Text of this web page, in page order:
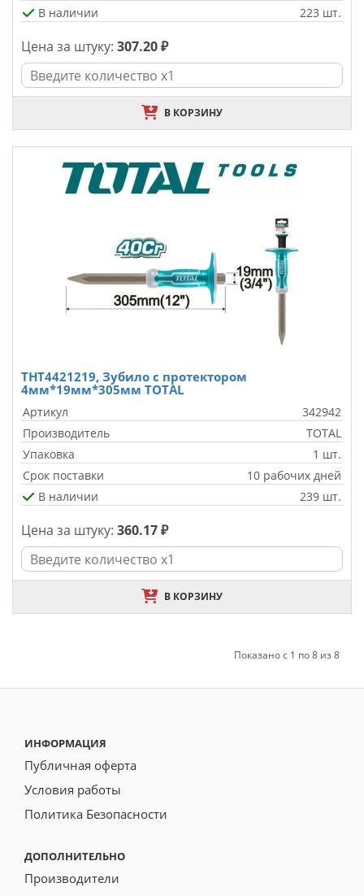
В наличии
223 шт.
Цена за штуку: 307.20 ₽
В КОРЗИНУ
THT4421219, Зубило с протектором
4мм*19мм*305мм TOTAL
Артикул
342942
Производитель
TOTAL
Упаковка
1 шт.
Срок поставки
10 рабочих дней
В наличии
239 шт.
Цена за штуку: 360.17 ₽
В КОРЗИНУ
Показано с 1 по 8 из 8
ИНФОРМАЦИЯ
Публичная оферта
Условия работы
Политика Безопасности
ДОПОЛНИТЕЛЬНО
Производители